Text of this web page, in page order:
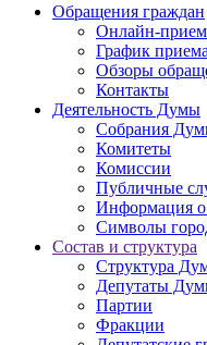
Обращения граждан
Онлайн-
График
Обзоры
Контакты
Деятельность Думы
Собрания
Комитеты
Комиссии
Публичные
Информация о
Символы
Состав и структура
Структура
Депутаты
Партии
Фракции